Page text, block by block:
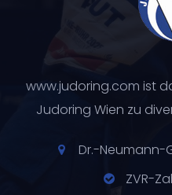
www.judoring.com ist
Judoring Wien zu
Dr.-Neumann-
ZVR-